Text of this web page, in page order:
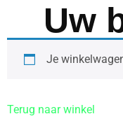
Uw
Je
Terug naar winkel